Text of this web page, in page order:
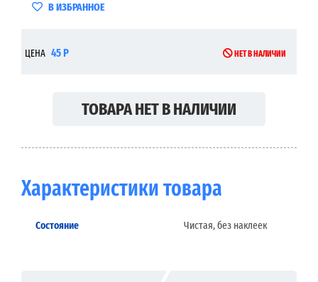
В ИЗБРАННОЕ
ЦЕНА 45 Р НЕТ В НАЛИЧИИ
ТОВАРА НЕТ В НАЛИЧИИ
Характеристики товара
Состояние Чистая, без наклеек